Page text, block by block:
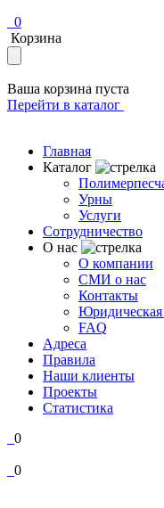
0
Корзина
Ваша корзина пуста
Перейти в каталог
Главная
Каталог
Урны
Услуги
Сотрудничество
О нас
О компании
СМИ о нас
Контакты
FAQ
Адреса
Правила
Наши клиенты
Проекты
Статистика
0
0